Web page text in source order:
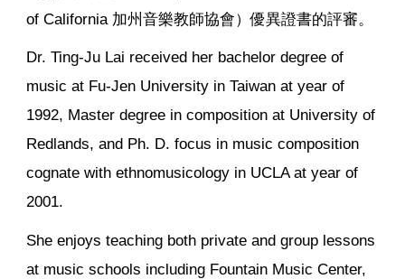
of California 加州音樂教師協會）優異證書的評審。
Dr. Ting-Ju Lai received her bachelor degree of
music at Fu-Jen University in Taiwan at year of
1992, Master degree in composition at University of
Redlands, and Ph. D. focus in music composition
cognate with ethnomusicology in UCLA at year of
2001.
She enjoys teaching both private and group lessons
at music schools including Fountain Music Center,